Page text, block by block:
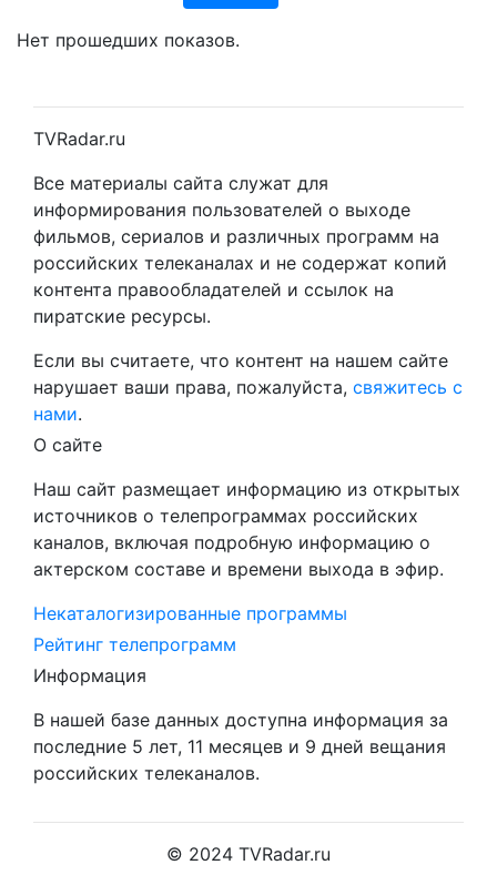
Нет прошедших показов.
TVRadar.ru
Все материалы сайта служат для
информирования пользователей о выходе
фильмов, сериалов и различных программ на
российских телеканалах и не содержат копий
контента правообладателей и ссылок на
пиратские ресурсы.
Если вы считаете, что контент на нашем сайте
нарушает ваши права, пожалуйста, свяжитесь с
нами.
О сайте
Наш сайт размещает информацию из открытых
источников о телепрограммах российских
каналов, включая подробную информацию о
актерском составе и времени выхода в эфир.
Некаталогизированные программы
Рейтинг телепрограмм
Информация
В нашей базе данных доступна информация за
последние 5 лет, 11 месяцев и 9 дней вещания
российских телеканалов.
© 2024 TVRadar.ru